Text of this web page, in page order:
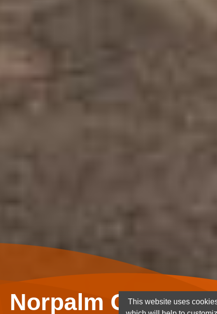
Norpalm Ghana
This website uses